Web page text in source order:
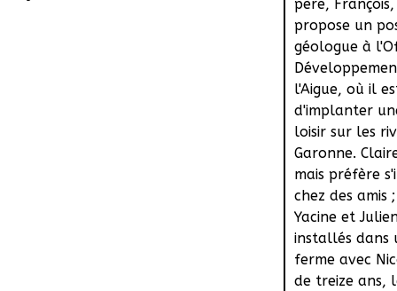
père,
propose un
géologue à
l'Aigue, où il
d'implanter
loisir sur les
Garonne.
mais préfère
chez des amis
Yacine et
installés dans
ferme avec
de treize ans,